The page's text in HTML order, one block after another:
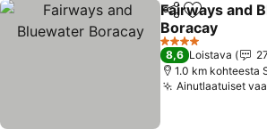
Jaa Lisää
Fairways and
Boracay
4 Tähtiluokitus
8,6 Loistava
1.0 km kohteesta
Ainutlaatuiset